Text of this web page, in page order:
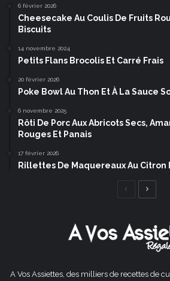
6 février 2026
Cheesecake Au Coulis De Fruits
Biscuits
14 novembre 2024
Petits Flans Brocolis Et Carré Frais
20 février 2026
Poke Bowl Au Thon Et À La Sauce
6 novembre 2025
Rôti De Porc Aux Abricots Secs,
Rouges Et Panais
17 février 2026
Rillettes De Maquereaux Au Citron
Page
A Vos Assiettes, des milliers de recettes de